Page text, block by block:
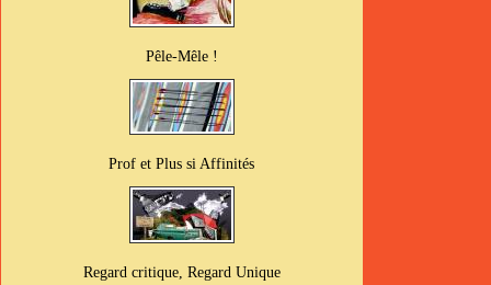
Pêle-Mêle !
Prof et Plus si Affinités
Regard critique, Regard Unique